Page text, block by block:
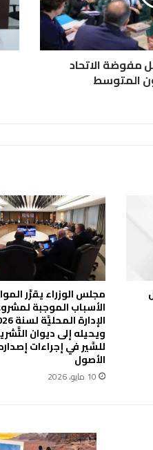
مفوضة الاتحاد
المتوسط
ت
ف
ا
ه
ا
أ
د
ي
م
ي
ة
ل
أ
ر
د
ن
ي
ا
مجلس الوزراء يقرِّر
الأسباب الموجبة
ويحيله إلى ديوان
للسَّير في إجراءات
الأصول
10 مايو، 2026